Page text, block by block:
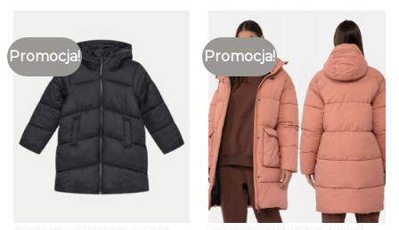
Promocja! Promocja!